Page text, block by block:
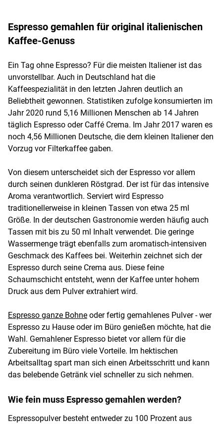
Espresso gemahlen für original italienischen
Kaffee-Genuss
Ein Tag ohne Espresso? Für die meisten Italiener ist das
unvorstellbar. Auch in Deutschland hat die
Kaffeespezialität in den letzten Jahren deutlich an
Beliebtheit gewonnen. Statistiken zufolge konsumierten im
Jahr 2020 rund 5,16 Millionen Menschen ab 14 Jahren
täglich Espresso oder Caffé Crema. Im Jahr 2017 waren es
noch 4,56 Millionen Deutsche, die dem kleinen Italiener den
Vorzug vor Filterkaffee gaben.
Von diesem unterscheidet sich der Espresso vor allem
durch seinen dunkleren Röstgrad. Der ist für das intensive
Aroma verantwortlich. Serviert wird Espresso
traditionellerweise in kleinen Tassen von etwa 25 ml
Größe. In der deutschen Gastronomie werden häufig auch
Tassen mit bis zu 50 ml Inhalt verwendet. Die geringe
Wassermenge trägt ebenfalls zum aromatisch-intensiven
Geschmack des Kaffees bei. Weiterhin zeichnet sich der
Espresso durch seine Crema aus. Diese feine
Schaumschicht entsteht, wenn der Kaffee unter hohem
Druck aus dem Pulver extrahiert wird.
Espresso ganze Bohne oder fertig gemahlenes Pulver - wer
Espresso zu Hause oder im Büro genießen möchte, hat die
Wahl. Gemahlener Espresso bietet vor allem für die
Zubereitung im Büro viele Vorteile. Im hektischen
Arbeitsalltag spart man sich einen Arbeitsschritt und kann
das belebende Getränk viel schneller zu sich nehmen.
Wie fein muss Espresso gemahlen werden?
Espressopulver besteht entweder zu 100 Prozent aus